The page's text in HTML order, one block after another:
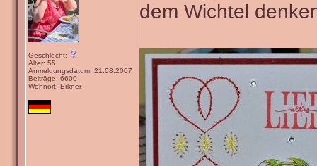
Geschlecht:
Alter: 55
Anmeldungsdatum: 21.08.2007
Beiträge: 6600
Wohnort: Erkner
dem Wichtel